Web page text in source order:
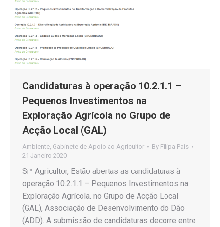
Candidaturas à operação 10.2.1.1 –
Pequenos Investimentos na
Exploração Agrícola no Grupo de
Acção Local (GAL)
Ambiente Gabinete de Apoio ao Agricultor By Filipa Pais
21 Janeiro 2020
Srº Agricultor, Estão abertas as candidaturas à
operação 10.2.1.1 – Pequenos Investimentos na
Exploração Agrícola, no Grupo de Acção Local
(GAL), Associação de Desenvolvimento do Dão
(ADD). A submissão de candidaturas decorre entre